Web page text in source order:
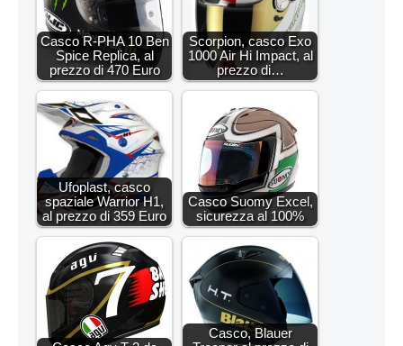
Casco R-PHA 10 Ben
Spice Replica, al
prezzo di 470 Euro
Scorpion, casco Exo
1000 Air Hi Impact, al
prezzo di…
Ufoplast, casco
spaziale Warrior H1,
al prezzo di 359 Euro
Casco Suomy Excel,
sicurezza al 100%
Casco, Blauer